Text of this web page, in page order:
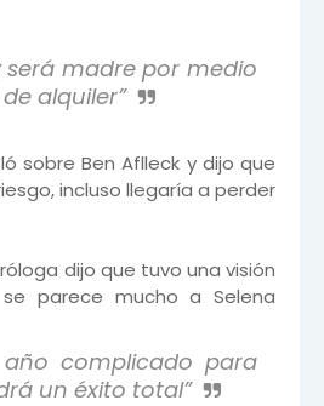
será madre por medio
alquiler”
sobre Ben Aflleck y dijo que
incluso llegaría a perder
dijo que tuvo una visión
parece mucho a Selena
año complicado para
un éxito total”